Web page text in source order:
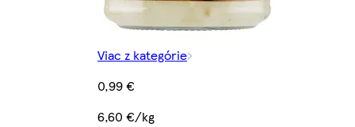
Viac z kategórie
0,99 €
6,60 €/kg